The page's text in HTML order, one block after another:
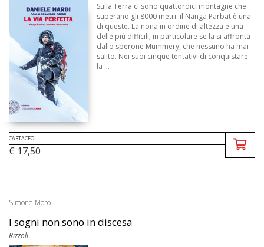
Sulla Terra ci sono quattordici montagne che
superano gli 8000 metri: il Nanga Parbat è una
di queste. La nona in ordine di altezza e una
delle più difficili; in particolare se la si affronta
dallo sperone Mummery, che nessuno ha mai
salito. Nei suoi cinque tentativi di conquistare
la ...
CARTACEO
€ 17,50
Simone Moro
I sogni non sono in discesa
Rizzoli